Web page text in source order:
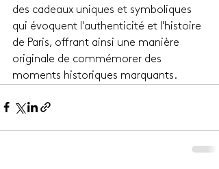
des cadeaux uniques et symboliques
qui évoquent l'authenticité et l'histoire
de Paris, offrant ainsi une manière
originale de commémorer des
moments historiques marquants.